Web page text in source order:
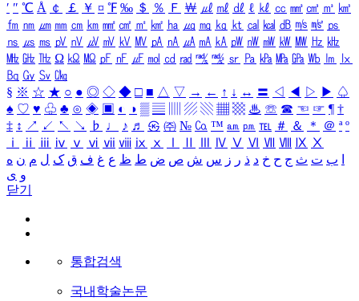
′ ″ ℃ Å ￠ ￡ ￥ ¤ ℉ ‰ ＄ ％ Ｆ ￦ ㎕ ㎖ ㎗ ℓ ㎘ ㏄ ㎣ ㎤ ㎥ ㎦
㎙ ㎚ ㎛ ㎜ ㎝ ㎞ ㎟ ㎠ ㎡ ㎢ ㏊ ㎍ ㎎ ㎏ ㏏ ㎈ ㎉ ㏈ ㎧ ㎨ ㎰
㎱ ㎲ ㎳ ㎴ ㎵ ㎶ ㎷ ㎸ ㎹ ㎀ ㎁ ㎂ ㎃ ㎄ ㎺ ㎻ ㎽ ㎾ ㎿ ㎐ ㎑
㎒ ㎓ ㎔ Ω ㏀ ㏁ ㎊ ㎋ ㎌ ㏖ ㏅ ㎭ ㎮ ㎯ ㏛ ㎩ ㎪ ㎫ ㎬ ㏝ ㏐
㏓
㏃ ㏉ ㏜ ㏆
§ ※ ☆ ★ ○ ● ◎ ◇ ◆ □ ■ △ ▽ → ← ↑ ↓ ↔ 〓 ◁ ◀ ▷ ▶ ♤
♠ ♡ ♥ ♧ ♣ ⊙ ◈ ▣ ◐ ◑ ▒ ▤ ▨ ▧ ▦ ▩ ♨ ☏ ☎ ☜ ☞ ¶ †
‡ ↕ ↗ ↙ ↖ ↘ ♭ ♩ ♪ ♬ ㉿ ㈜ № ㏇ ™ ㏂ ㏘ ℡ ＃ ＆ ＊ ＠ ª º
ⅰ
ⅱ ⅲ ⅳ ⅴ ⅵ ⅶ ⅷ ⅸ ⅹ Ⅳ Ⅴ Ⅵ Ⅶ Ⅷ Ⅸ Ⅹ
ب ت ث ج ح خ د ذ ر ز س ش ص ض ط ظ ع غ ف ق ک ل م ن ه
و ی
닫기
통합검색
국내학술논문